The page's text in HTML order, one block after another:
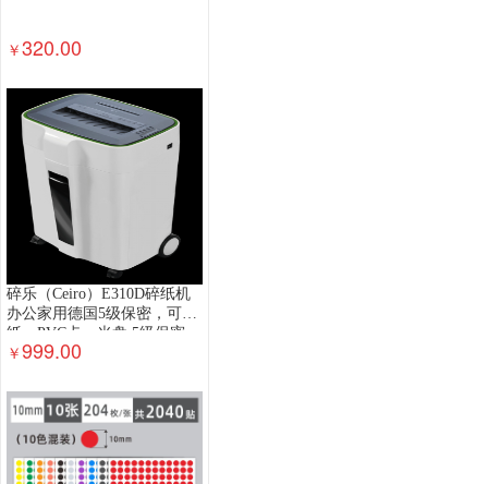
￥320.00
碎乐（Ceiro）E310D碎纸机
办公家用德国5级保密，可碎
纸、PVC卡、光盘 5级保密
2*6mm
￥999.00